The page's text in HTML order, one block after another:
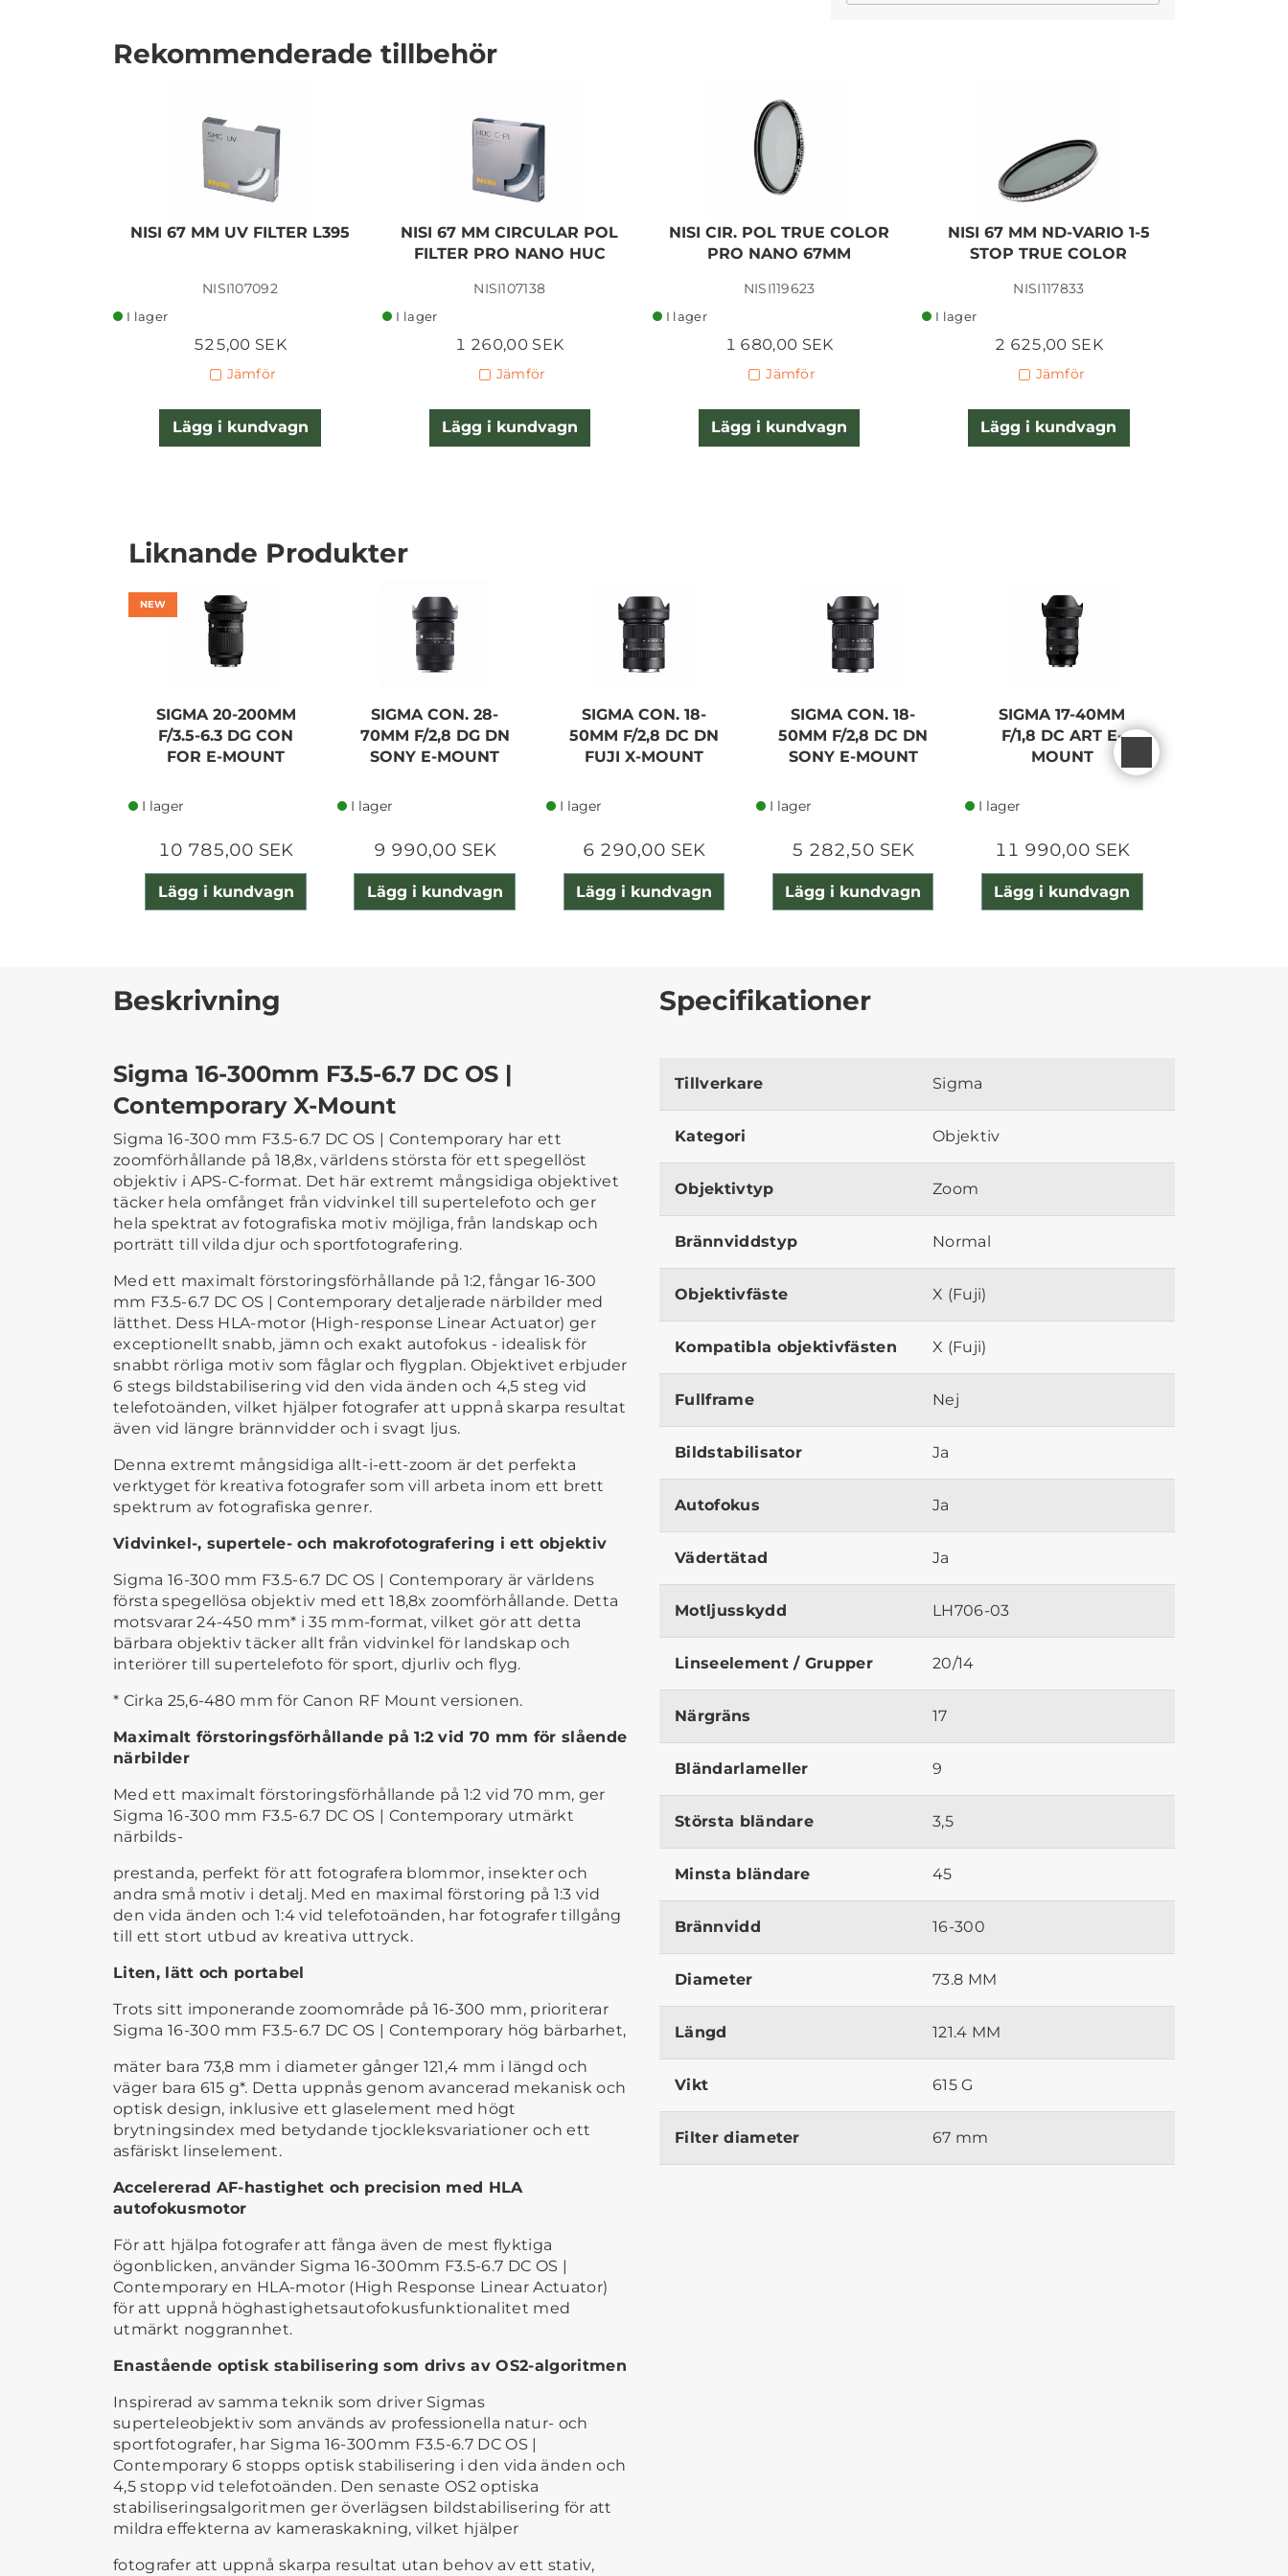
I lager
37 990,00 SEK
Rekommenderade tillbehör
NISI 67 MM UV FILTER L395
NISI107092
I lager
525,00 SEK
Jämför
Lägg i kundvagn
NISI 67 MM CIRCULAR POL
FILTER PRO NANO HUC
NISI107138
I lager
1 260,00 SEK
Jämför
Lägg i kundvagn
NISI CIR. POL TRUE COLOR
PRO NANO 67MM
NISI119623
I lager
1 680,00 SEK
Jämför
Lägg i kundvagn
NISI 67 MM ND-VARIO 1-5
STOP TRUE COLOR
NISI117833
I lager
2 625,00 SEK
Jämför
Lägg i kundvagn
Liknande Produkter
NEW
SIGMA 20-200MM
F/3.5-6.3 DG CON
FOR E-MOUNT
I lager
10 785,00 SEK
Lägg i kundvagn
SIGMA CON. 28-
70MM F/2,8 DG DN
SONY E-MOUNT
I lager
9 990,00 SEK
Lägg i kundvagn
SIGMA CON. 18-
50MM F/2,8 DC DN
FUJI X-MOUNT
I lager
6 290,00 SEK
Lägg i kundvagn
SIGMA CON. 18-
50MM F/2,8 DC DN
SONY E-MOUNT
I lager
5 282,50 SEK
Lägg i kundvagn
SIGMA 17-40MM
F/1,8 DC ART E-
MOUNT
I lager
11 990,00 SEK
Lägg i kundvagn
Beskrivning
Sigma 16-300mm F3.5-6.7 DC OS |
Contemporary X-Mount
Sigma 16-300 mm F3.5-6.7 DC OS | Contemporary har ett
zoomförhållande på 18,8x, världens största för ett spegel­löst
objektiv i APS-C-format. Det här extremt mångsidiga objektivet
täcker hela omfånget från vidvinkel till supertelefoto och ger
hela spektrat av fotografiska motiv möjliga, från landskap och
porträtt till vilda djur och sportfotografering.
Med ett maximalt förstoringsförhållande på 1:2, fångar 16-300
mm F3.5-6.7 DC OS | Contemporary detaljerade närbilder med
lätthet. Dess HLA-motor (High-response Linear Actuator) ger
exceptionellt snabb, jämn och exakt autofokus - idealisk för
snabbt rörliga motiv som fåglar och flygplan. Objektivet erbjuder
6 stegs bildstabilisering vid den vida änden och 4,5 steg vid
telefotoänden, vilket hjälper fotografer att uppnå skarpa resultat
även vid längre brännvidder och i svagt ljus.
Denna extremt mångsidiga allt-i-ett-zoom är det perfekta
verktyget för kreativa fotografer som vill arbeta inom ett brett
spektrum av fotografiska genrer.
Vidvinkel-, supertele- och makrofotografering i ett objektiv
Sigma 16-300 mm F3.5-6.7 DC OS | Contemporary är världens
första spegellösa objektiv med ett 18,8x zoomförhållande. Detta
motsvarar 24-450 mm* i 35 mm-format, vilket gör att detta
bärbara objektiv täcker allt från vidvinkel för landskap och
interiörer till supertelefoto för sport, djurliv och flyg.
* Cirka 25,6-480 mm för Canon RF Mount versionen.
Maximalt förstoringsförhållande på 1:2 vid 70 mm för slående
närbilder
Med ett maximalt förstoringsförhållande på 1:2 vid 70 mm, ger
Sigma 16-300 mm F3.5-6.7 DC OS | Contemporary utmärkt
närbilds-
prestanda, perfekt för att fotografera blommor, insekter och
andra små motiv i detalj. Med en maximal förstoring på 1:3 vid
den vida änden och 1:4 vid telefotoänden, har fotografer tillgång
till ett stort utbud av kreativa uttryck.
Liten, lätt och portabel
Trots sitt imponerande zoomområde på 16-300 mm, prioriterar
Sigma 16-300 mm F3.5-6.7 DC OS | Contemporary hög bärbarhet,
mäter bara 73,8 mm i diameter gånger 121,4 mm i längd och
väger bara 615 g*. Detta uppnås genom avancerad mekanisk och
optisk design, inklusive ett glaselement med högt
brytningsindex med betydande tjockleksvariationer och ett
asfäriskt linselement.
Accelererad AF-hastighet och precision med HLA
autofokusmotor
För att hjälpa fotografer att fånga även de mest flyktiga
ögonblicken, använder Sigma 16-300mm F3.5-6.7 DC OS |
Contemporary en HLA-motor (High Response Linear Actuator)
för att uppnå höghastighetsautofokusfunktionalitet med
utmärkt noggrannhet.
Enastående optisk stabilisering som drivs av OS2-algoritmen
Inspirerad av samma teknik som driver Sigmas
superteleobjektiv som används av professionella natur- och
sportfotografer, har Sigma 16-300mm F3.5-6.7 DC OS |
Contemporary 6 stopps optisk stabilisering i den vida änden och
4,5 stopp vid telefotoänden. Den senaste OS2 optiska
stabiliseringsalgoritmen ger överlägsen bildstabilisering för att
mildra effekterna av kameraskakning, vilket hjälper
fotografer att uppnå skarpa resultat utan behov av ett stativ,
Specifikationer
Tillverkare Sigma
Kategori Objektiv
Objektivtyp Zoom
Brännviddstyp Normal
Objektivfäste X (Fuji)
Kompatibla objektivfästen X (Fuji)
Fullframe Nej
Bildstabilisator Ja
Autofokus Ja
Vädertätad Ja
Motljusskydd LH706-03
Linseelement / Grupper 20/14
Närgräns 17
Bländarlameller 9
Största bländare 3,5
Minsta bländare 45
Brännvidd 16-300
Diameter 73.8 MM
Längd 121.4 MM
Vikt 615 G
Filter diameter 67 mm